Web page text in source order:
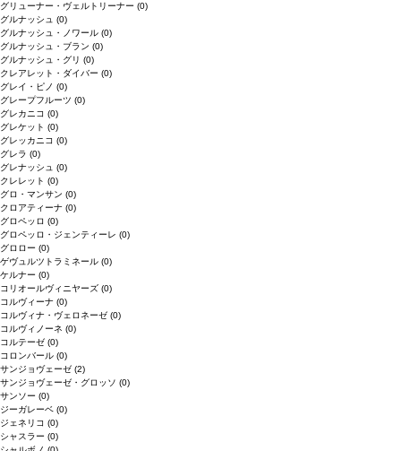
グリューナー・ヴェルトリーナー (0)
グルナッシュ (0)
グルナッシュ・ノワール (0)
グルナッシュ・ブラン (0)
グルナッシュ・グリ (0)
クレアレット・ダイバー (0)
グレイ・ピノ (0)
グレープフルーツ (0)
グレカニコ (0)
グレケット (0)
グレッカニコ (0)
グレラ (0)
グレナッシュ (0)
クレレット (0)
グロ・マンサン (0)
クロアティーナ (0)
グロペッロ (0)
グロペッロ・ジェンティーレ (0)
グロロー (0)
ゲヴュルツトラミネール (0)
ケルナー (0)
コリオールヴィニヤーズ (0)
コルヴィーナ (0)
コルヴィナ・ヴェロネーゼ (0)
コルヴィノーネ (0)
コルテーゼ (0)
コロンバール (0)
サンジョヴェーゼ (2)
サンジョヴェーゼ・グロッソ (0)
サンソー (0)
ジーガレーベ (0)
ジェネリコ (0)
シャスラー (0)